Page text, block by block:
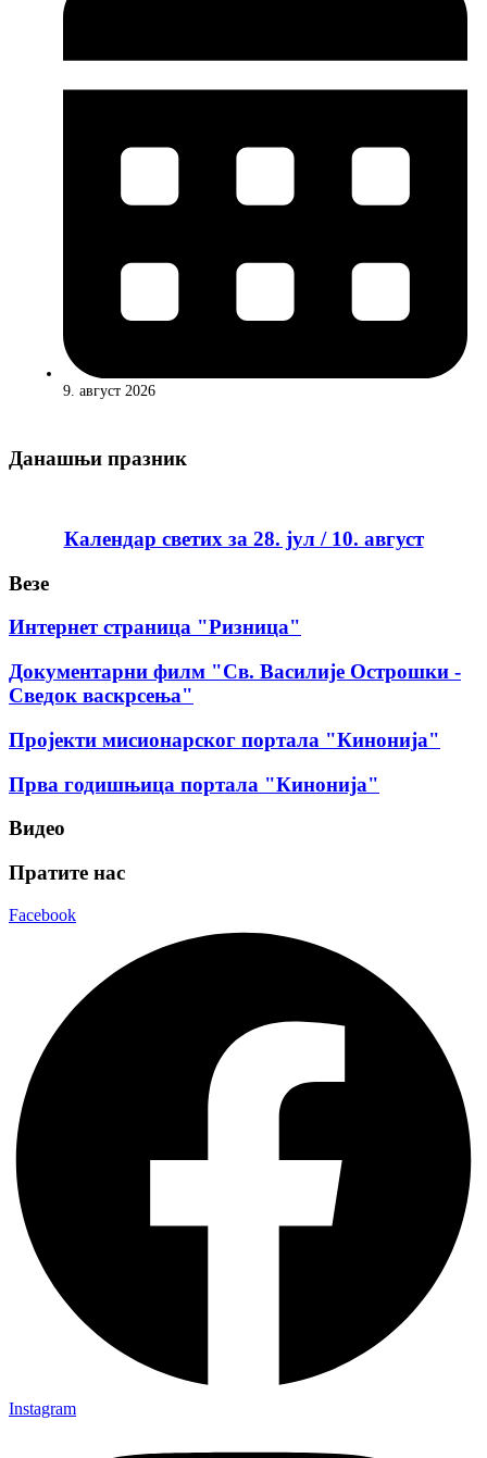
9. август 2026
Данашњи празник
Календар светих за 28. јул / 10. август
Везе
Интернет страница "Ризница"
Документарни филм "Св. Василије Острошки -
Сведок васкрсења"
Пројекти мисионарског портала "Кинонија"
Прва годишњица портала "Кинонија"
Видео
Пратите нас
Facebook
Instagram